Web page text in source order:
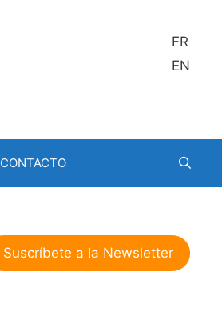
FR
EN
CONTACTO
Suscríbete a la Newsletter